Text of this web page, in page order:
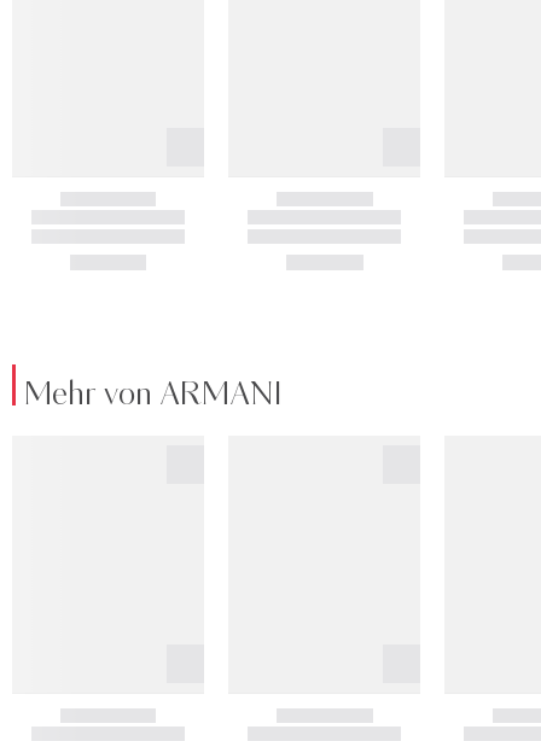
Mehr von ARMANI